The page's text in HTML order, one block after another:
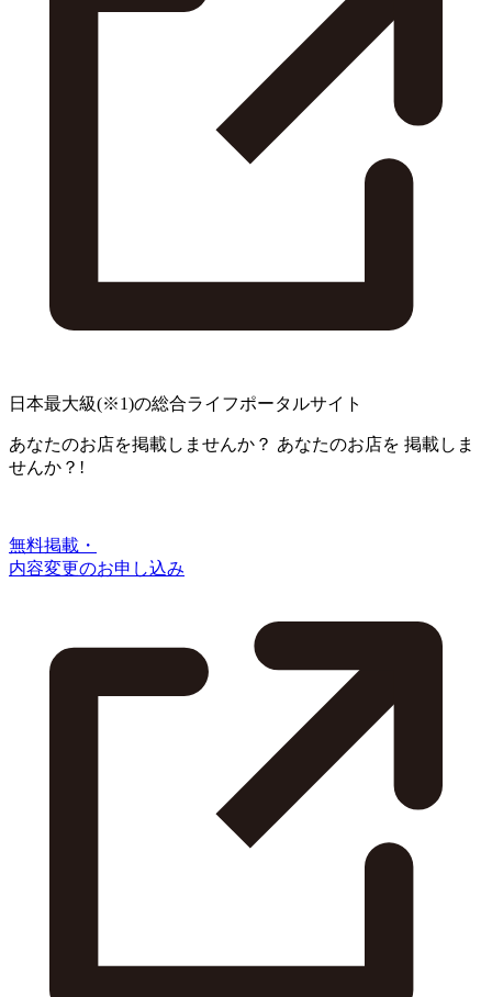
日本最大級(※1)の総合ライフポータルサイト
あなたのお店を掲載しませんか？ あなたのお店を 掲載しま
せんか？!
無料掲載・
内容変更のお申し込み